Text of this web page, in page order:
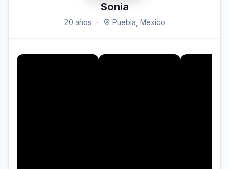
Sonia
20 años · Puebla, México